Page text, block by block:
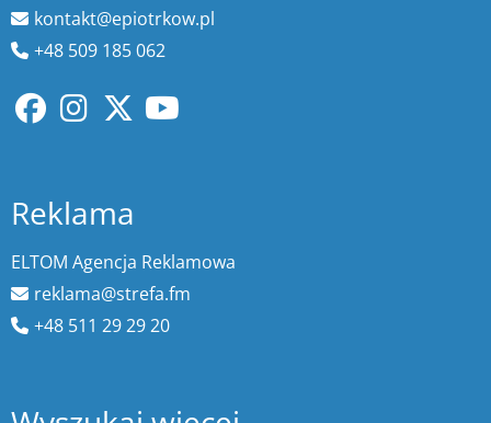
kontakt@epiotrkow.pl
+48 509 185 062
Reklama
ELTOM Agencja Reklamowa
reklama@strefa.fm
+48 511 29 29 20